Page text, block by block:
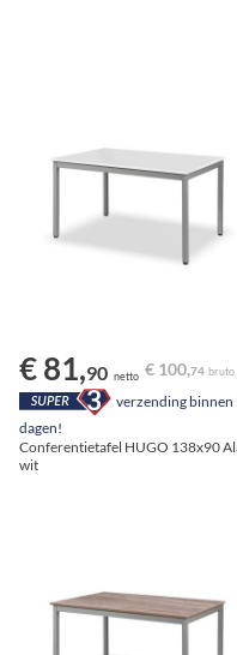
€ 81,90 netto € 100,74 bruto
verzending binnen
dagen!
Conferentietafel HUGO 138x90
wit